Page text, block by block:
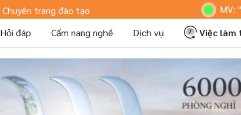
Chuyên trang đào tạo Hoteljob MV: "Tôi Là
Hỏi đáp Cẩm nang nghề Dịch vụ
Việc làm